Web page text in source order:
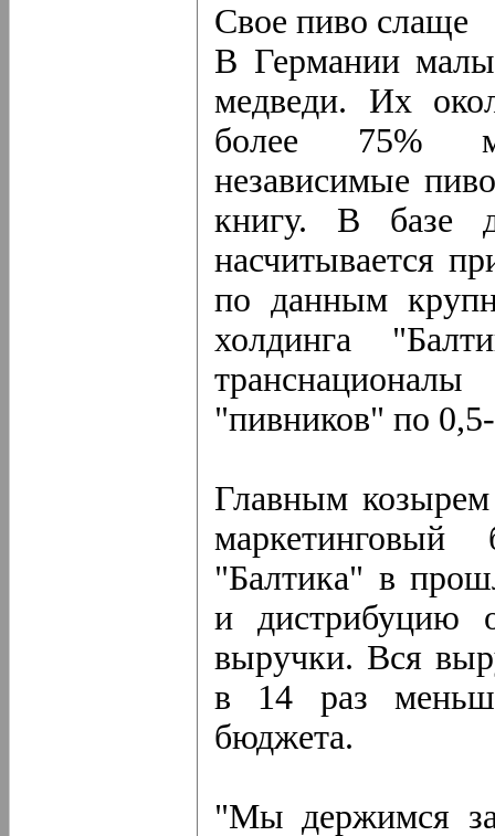
Свое пиво слаще
В Германии
медведи. Их
более 75%
независимые
книгу. В базе
насчитывается
по данным
холдинга
"пивников" по
Главным
маркетинговый
"Балтика" в
и дистрибуцию
выручки. Вся
в 14 раз меньше
бюджета.
"Мы держимся